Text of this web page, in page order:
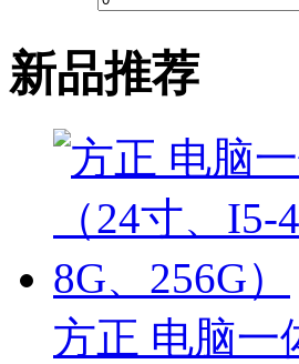
新品推荐
方正 电脑一